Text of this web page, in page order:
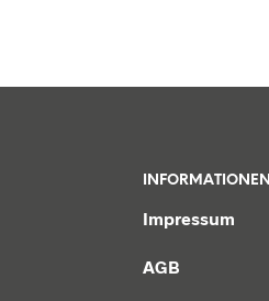
INFORMATIONEN
Impressum
AGB